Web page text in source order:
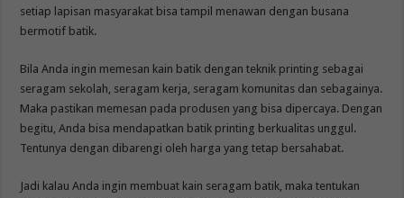
setiap lapisan masyarakat bisa tampil menawan dengan busana
bermotif batik.
Bila Anda ingin memesan kain batik dengan teknik printing sebagai
seragam sekolah, seragam kerja, seragam komunitas dan sebagainya.
Maka pastikan memesan pada produsen yang bisa dipercaya. Dengan
begitu, Anda bisa mendapatkan batik printing berkualitas unggul.
Tentunya dengan dibarengi oleh harga yang tetap bersahabat.
Jadi kalau Anda ingin membuat kain seragam batik, maka tentukan